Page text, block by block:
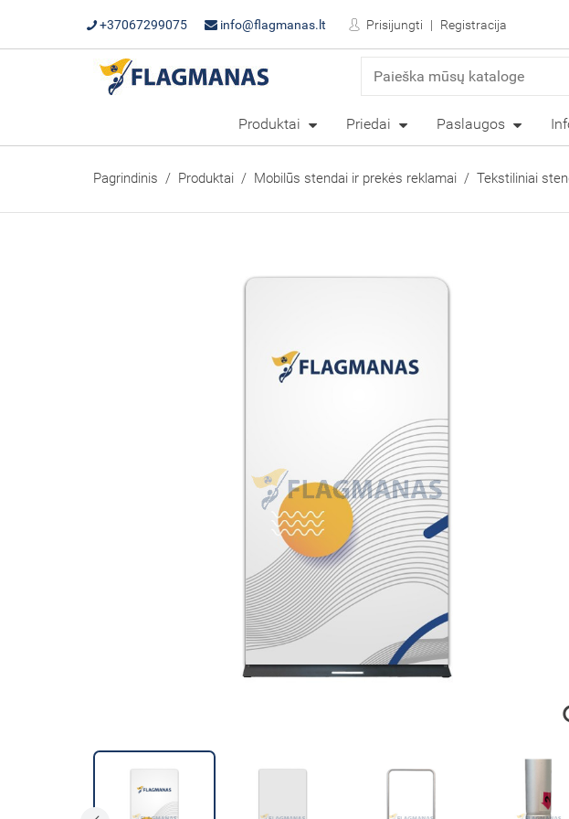
+37067299075 info@flagmanas.lt Prisijungti Registracija
Produktai Priedai Paslaugos
Pagrindinis Produktai Mobilūs stendai ir prekės reklamai Tekstiliniai